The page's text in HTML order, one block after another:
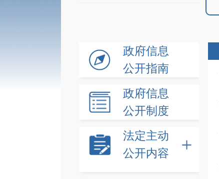
政府信息
公开指南
政府信息
公开制度
法定主动
公开内容